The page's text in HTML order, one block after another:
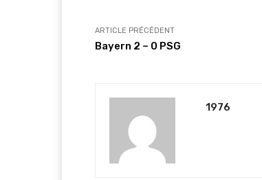
ARTICLE PRÉCÉDENT
Bayern 2 – 0 PSG
1976